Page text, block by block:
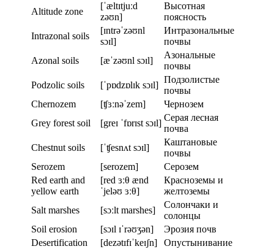
Altitude zone
[ˈæltɪtjuːd
zəʊn]
Высотная
поясность
Intrazonal soils
[ɪntrəˈzəʊnl
sɔɪl]
Интразональные
почвы
Azonal soils
[æˈzəʊnl sɔɪl]
Азональные
почвы
Podzolic soils
[ˈpɒdzɒlɪk sɔɪl]
Подзолистые
почвы
Chernozem
[ʧɜːnəˈzem]
Чернозем
Grey forest soil
[greɪ ˈfɒrɪst sɔɪl]
Серая лесная
почва
Chestnut soils
[ˈʧesnʌt sɔɪl]
Каштановые
почвы
Serozem
[serozem]
Серозем
Red earth and
yellow earth
[red ɜːθ ænd
ˈjeləʊ ɜːθ]
Красноземы и
желтоземы
Salt marshes
[sɔːlt marshes]
Солончаки и
солонцы
Soil erosion
[sɔɪl ɪˈrəʊʒən]
Эрозия почв
Desertification
[dezətɪfɪˈkeɪʃn]
Опустынивание